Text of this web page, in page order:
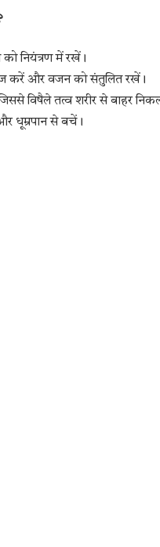
नियंत्रण में रखें।
करें और वजन को संतुलित रखें।
जिससे विषैले तत्व शरीर से बाहर
धूम्रपान से बचें।